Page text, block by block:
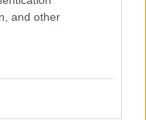
and otherés már
magas művészi